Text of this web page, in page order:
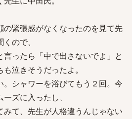
の緊張感がなくなったのを見て先
ので、
言ったら「中で出さないでよ」と
泣きそうだったよ。
。シャワーを浴びてもう２回。今
ズに入ったし、
みて、先生が人格違うんじゃない